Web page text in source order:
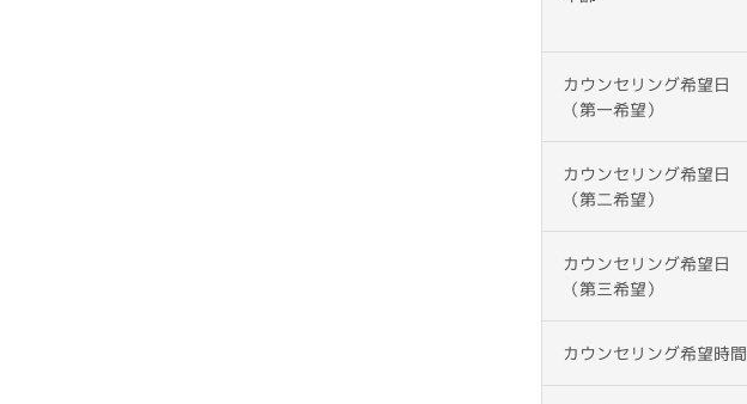
カウンセリング希望日
（第一希望）
カウンセリング希望日
（第二希望）
カウンセリング希望日
（第三希望）
カウンセリング希望時間